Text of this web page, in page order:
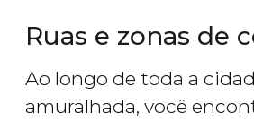
Ruas e zonas de
Ao longo de toda a
amuralhada, você